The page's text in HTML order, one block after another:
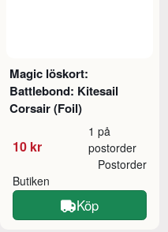
Magic löskort:
Battlebond: Kitesail
Corsair (Foil)
10 kr
1 på
postorder
Butiken
Postorder
Köp